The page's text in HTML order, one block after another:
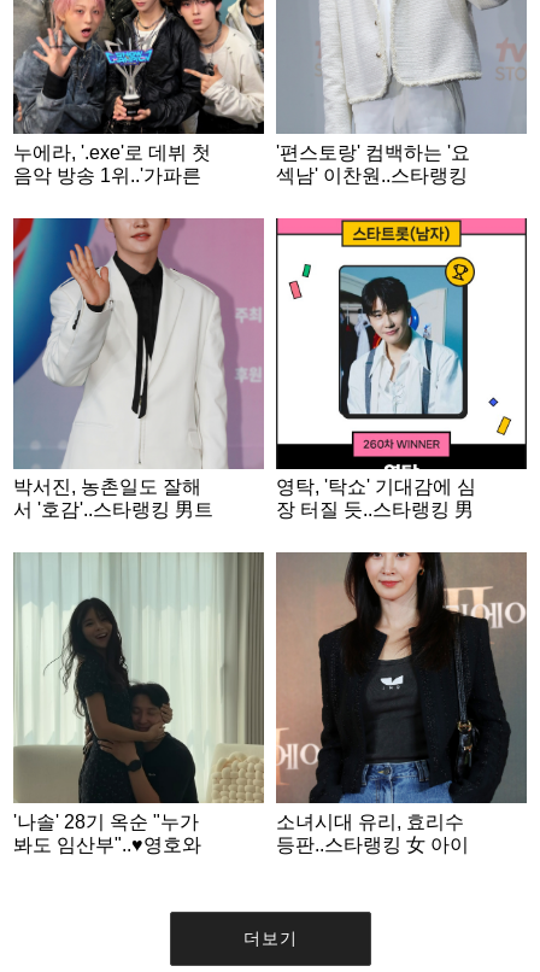
누에라, '.exe'로 데뷔 첫
음악 방송 1위..'가파른
'편스토랑' 컴백하는 '요
섹남' 이찬원..스타랭킹
박서진, 농촌일도 잘해
서 '호감'..스타랭킹 男트
영탁, '탁쇼' 기대감에 심
장 터질 듯..스타랭킹 男
'나솔' 28기 옥순 "누가
봐도 임산부"..♥영호와
소녀시대 유리, 효리수
등판..스타랭킹 女 아이
더보기